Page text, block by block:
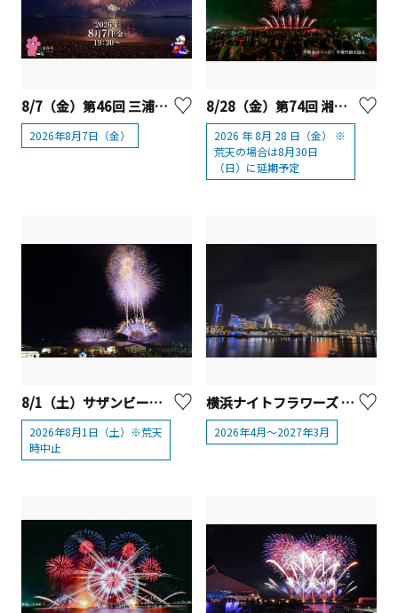
8/7（金）第46回 三浦海岸納涼まつり花火大会
2026年8月7日（金）
8/28（金）第74回 湘南ひらつか花火大会
2026 年 8月 28 日（金） ※
荒天の場合は8月30日
（日）に延期予定
8/1（土）サザンビーチちがさき花火大会（第52回）
2026年8月1日（土）※荒天
時中止
横浜ナイトフラワーズ 2026（横浜ナイトフラワーズ×横浜グリーンエクスポ 2027）
2026年4月～2027年3月